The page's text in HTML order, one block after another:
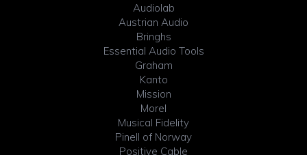
Audiolab
Austrian Audio
Bringhs
Essential Audio Tools
Graham
Kanto
Mission
Morel
Musical Fidelity
Pinell of Norway
Positive Cable